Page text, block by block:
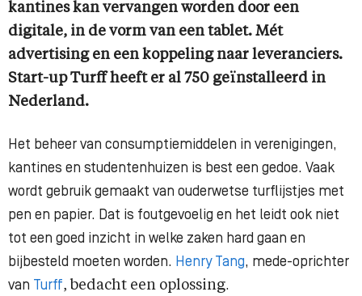
kantines kan vervangen worden door een
digitale, in de vorm van een tablet. Mét
advertising en een koppeling naar leveranciers.
Start-up Turff heeft er al 750 geïnstalleerd in
Nederland.
Het beheer van consumptiemiddelen in verenigingen,
kantines en studentenhuizen is best een gedoe. Vaak
wordt gebruik gemaakt van ouderwetse turflijstjes met
pen en papier. Dat is foutgevoelig en het leidt ook niet
tot een goed inzicht in welke zaken hard gaan en
bijbesteld moeten worden. Henry Tang, mede-oprichter
van Turff, bedacht een oplossing.